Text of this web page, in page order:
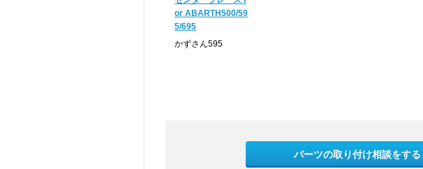
or ABARTH500/59
5/695
かずさん595
パーツの取り付け相談をする